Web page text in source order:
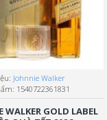
Johnnie Walker
1540722361831
WALKER GOLD LABEL